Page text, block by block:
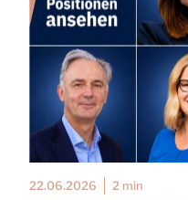
22.06.2026 2 min